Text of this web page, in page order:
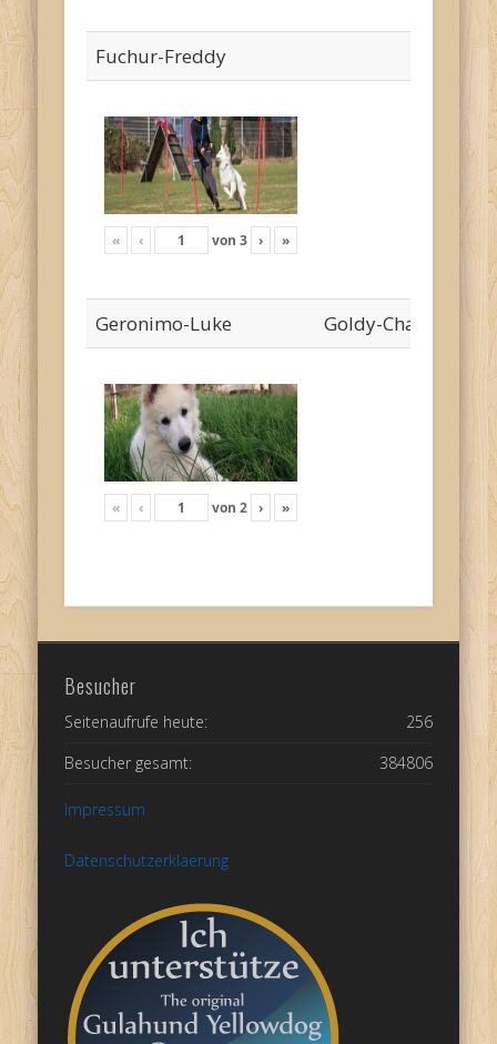
Fuchur-Freddy
« ‹ von3 › »
Geronimo-Luke Goldy-Cha`risa
« ‹ von2 › »
Besucher
256
Seitenaufrufe heute:
384806
Besucher gesamt:
Impressum
Datenschutzerklaerung